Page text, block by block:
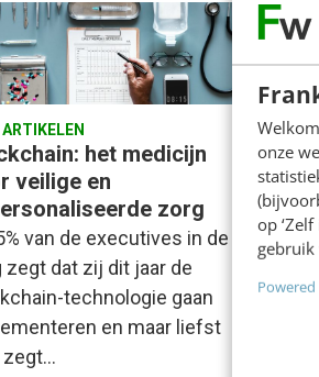
onze
op
gebruik
het medicijn
veilige en
zorg
van de executives in de
zegt dat zij dit jaar de
technologie gaan
en maar liefst
zegt…